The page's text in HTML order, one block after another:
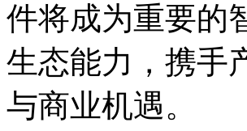
件将成为重要的
生态能力，携手
与商业机遇。